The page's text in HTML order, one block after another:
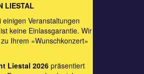
LIESTAL
Veranstaltungen
keine Einlassgarantie. Wir
Ihrem «Wunschkonzert»
Liestal 2026präsentiert